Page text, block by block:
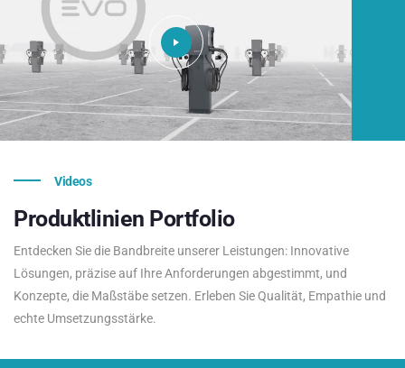
Videos
Produktlinien Portfolio
Entdecken Sie die Bandbreite unserer Leistungen: Innovative
Lösungen, präzise auf Ihre Anforderungen abgestimmt, und
Konzepte, die Maßstäbe setzen. Erleben Sie Qualität, Empathie und
echte Umsetzungsstärke.